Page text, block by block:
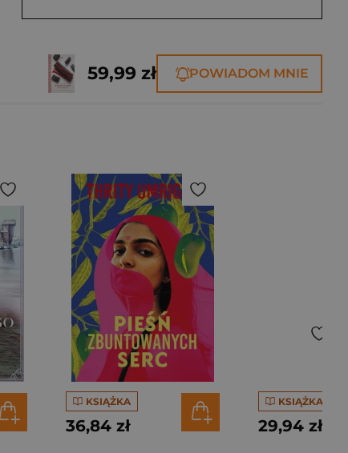
59,99 zł POWIADOM MNIE
KSIĄŻKA
36,84 zł
KSIĄŻKA
29,94 zł